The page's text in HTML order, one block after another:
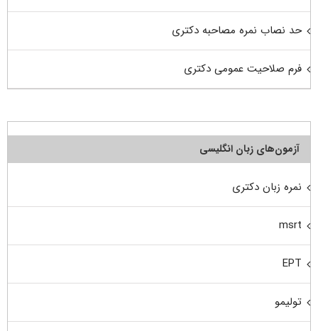
حد نصاب نمره مصاحبه دکتری
فرم صلاحیت عمومی دکتری
آزمون‌های زبان انگلیسی
نمره زبان دکتری
msrt
EPT
تولیمو